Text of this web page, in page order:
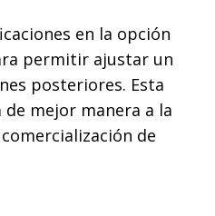
en la opción
permitir ajustar un
posteriores. Esta
mejor manera a la
de